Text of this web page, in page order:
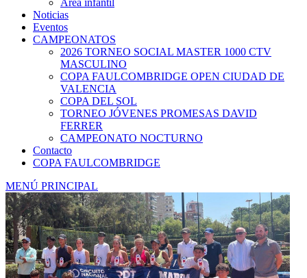
Área infantil
Noticias
Eventos
CAMPEONATOS
2026 TORNEO SOCIAL MASTER 1000 CTV
MASCULINO
COPA FAULCOMBRIDGE OPEN CIUDAD DE
VALENCIA
COPA DEL SOL
TORNEO JÓVENES PROMESAS DAVID
FERRER
CAMPEONATO NOCTURNO
Contacto
COPA FAULCOMBRIDGE
MENÚ PRINCIPAL